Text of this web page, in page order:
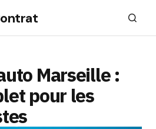
Marseille :
pour les